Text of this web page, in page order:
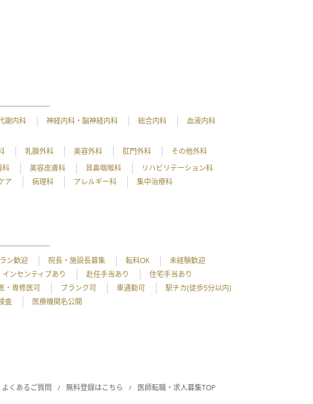
謝内科 神経内科・脳神経内科 総合内科
血液内科
乳腺外科 美容外科 肛門外科
その他外科
科 美容皮膚科 耳鼻咽喉科
リハビリテーション科
ア 病理科 アレルギー科
集中治療科
ン歓迎 院長・施設長募集 転科OK
未経験歓迎
インセンティブあり 赴任手当あり
住宅手当あり
・専修医可 ブランク可 車通勤可
駅チカ(徒歩5分以内)
査 医療機関名公開
よくあるご質問 無料登録はこちら 医師転職・求人募集TOP